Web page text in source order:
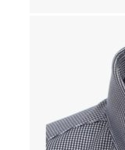
Lasten
Lasten